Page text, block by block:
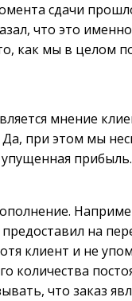
сдачи
что это
как мы в целом
мнение
при этом мы
на
клиент и не
что заказ